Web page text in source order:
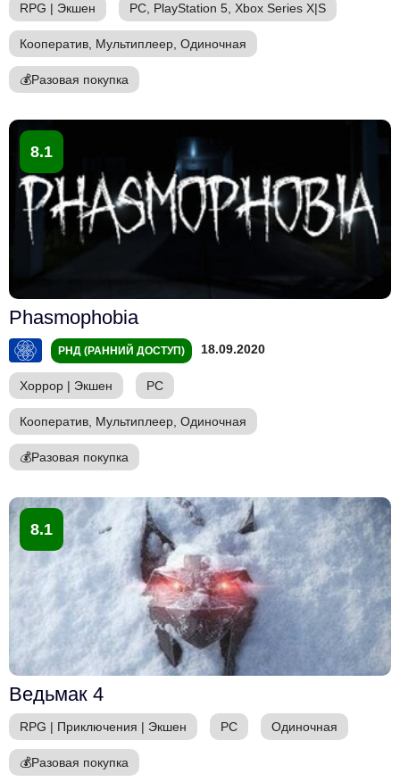
RPG | Экшен PC, PlayStation 5, Xbox Series X|S
Кооператив, Мультиплеер, Одиночная
💰Разовая покупка
8.1
Phasmophobia
РНД (РАННИЙ ДОСТУП) 18.09.2020
Хоррор | Экшен PC
Кооператив, Мультиплеер, Одиночная
💰Разовая покупка
8.1
Ведьмак 4
RPG | Приключения | Экшен PC Одиночная
💰Разовая покупка